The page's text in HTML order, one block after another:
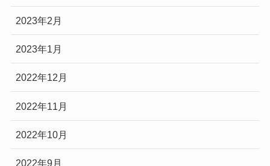
2023年2月
2023年1月
2022年12月
2022年11月
2022年10月
2022年9月